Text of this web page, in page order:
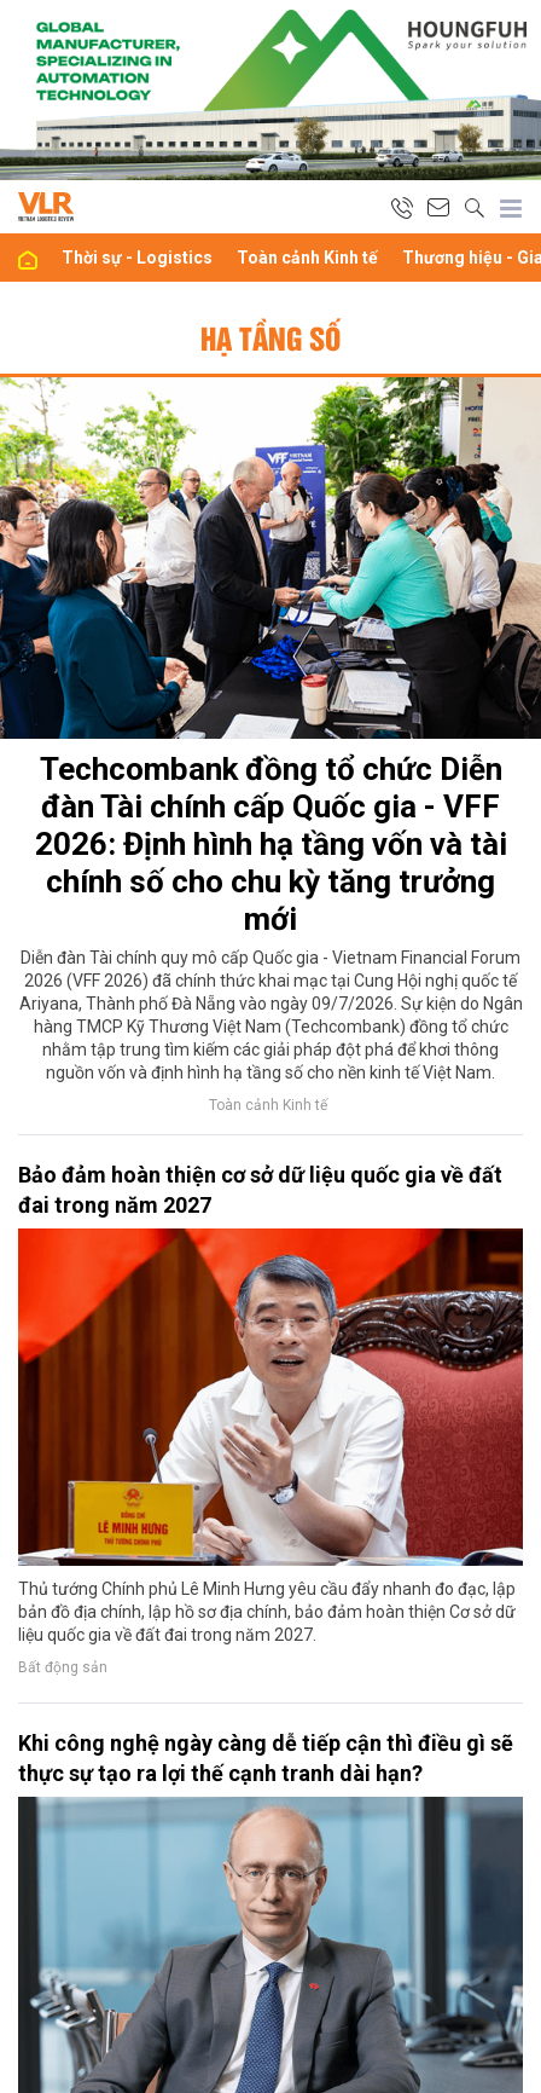
Thời sự - Logistics Toàn cảnh Kinh tế Thương hiệu -
HẠ TẦNG SỐ
Techcombank đồng tổ chức Diễn
đàn Tài chính cấp Quốc gia - VFF
2026: Định hình hạ tầng vốn và tài
chính số cho chu kỳ tăng trưởng
mới
Diễn đàn Tài chính quy mô cấp Quốc gia - Vietnam Financial Forum
2026 (VFF 2026) đã chính thức khai mạc tại Cung Hội nghị quốc tế
Ariyana, Thành phố Đà Nẵng vào ngày 09/7/2026. Sự kiện do Ngân
hàng TMCP Kỹ Thương Việt Nam (Techcombank) đồng tổ chức
nhằm tập trung tìm kiếm các giải pháp đột phá để khơi thông
nguồn vốn và định hình hạ tầng số cho nền kinh tế Việt Nam.
Toàn cảnh Kinh tế
Bảo đảm hoàn thiện cơ sở dữ liệu quốc gia về đất
đai trong năm 2027
Thủ tướng Chính phủ Lê Minh Hưng yêu cầu đẩy nhanh đo đạc, lập
bản đồ địa chính, lập hồ sơ địa chính, bảo đảm hoàn thiện Cơ sở dữ
liệu quốc gia về đất đai trong năm 2027.
Bất động sản
Khi công nghệ ngày càng dễ tiếp cận thì điều gì sẽ
thực sự tạo ra lợi thế cạnh tranh dài hạn?